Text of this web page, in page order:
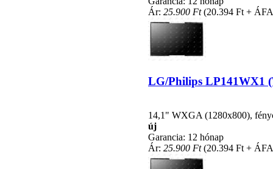
Ár: 25.900 Ft(20.394 Ft +
LG/Philips LP141WX1
14,1" WXGA (1280x800),
új
Garancia: 12 hónap
Ár: 25.900 Ft(20.394 Ft +